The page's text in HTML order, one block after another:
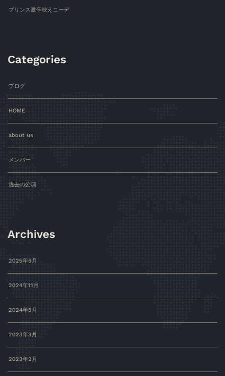
プリンス激辛映えコーデ
Categories
ブログ
HOME
about us
メンバー
過去の公演
Archives
2025年5月
2024年11月
2024年5月
2023年3月
2023年2月